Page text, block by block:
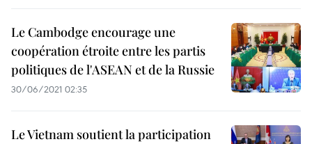
Le Cambodge encourage une
coopération étroite entre les partis
politiques de l'ASEAN et de la Russie
30/06/2021 02:35
Le Vietnam soutient la participation